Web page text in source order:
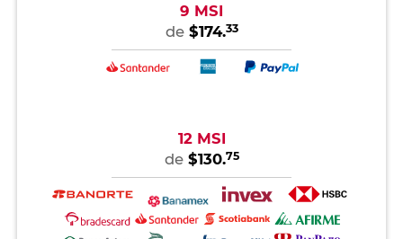
9 MSI
de $174.33
12 MSI
de $130.75